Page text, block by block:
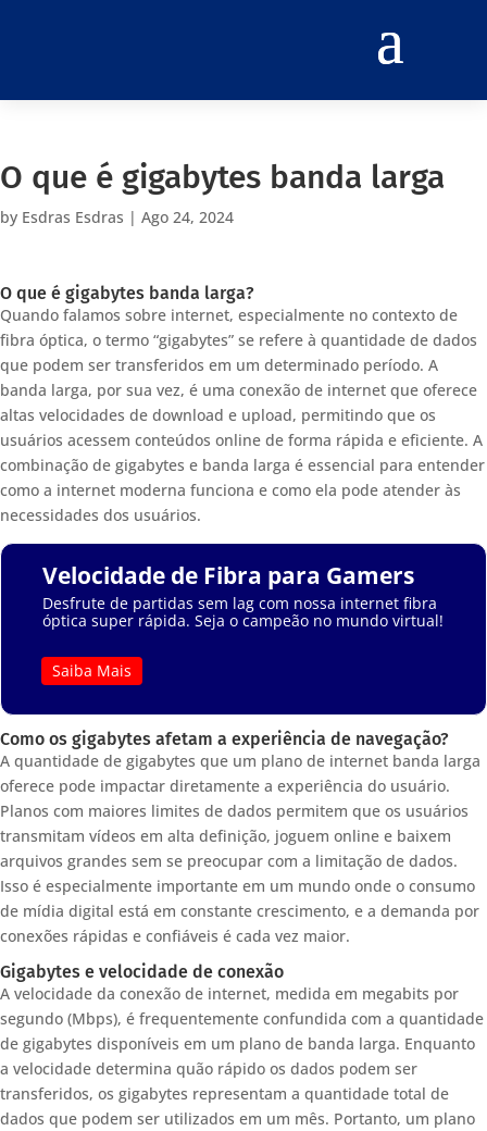
O que é gigabytes banda larga
by Esdras Esdras | Ago 24, 2024
O que é gigabytes banda larga?
Quando falamos sobre internet, especialmente no contexto de
fibra óptica, o termo “gigabytes” se refere à quantidade de dados
que podem ser transferidos em um determinado período. A
banda larga, por sua vez, é uma conexão de internet que oferece
altas velocidades de download e upload, permitindo que os
usuários acessem conteúdos online de forma rápida e eficiente. A
combinação de gigabytes e banda larga é essencial para entender
como a internet moderna funciona e como ela pode atender às
necessidades dos usuários.
Velocidade de Fibra para Gamers
Desfrute de partidas sem lag com nossa internet fibra
óptica super rápida. Seja o campeão no mundo virtual!
Saiba Mais
Como os gigabytes afetam a experiência de navegação?
A quantidade de gigabytes que um plano de internet banda larga
oferece pode impactar diretamente a experiência do usuário.
Planos com maiores limites de dados permitem que os usuários
transmitam vídeos em alta definição, joguem online e baixem
arquivos grandes sem se preocupar com a limitação de dados.
Isso é especialmente importante em um mundo onde o consumo
de mídia digital está em constante crescimento, e a demanda por
conexões rápidas e confiáveis é cada vez maior.
Gigabytes e velocidade de conexão
A velocidade da conexão de internet, medida em megabits por
segundo (Mbps), é frequentemente confundida com a quantidade
de gigabytes disponíveis em um plano de banda larga. Enquanto
a velocidade determina quão rápido os dados podem ser
transferidos, os gigabytes representam a quantidade total de
dados que podem ser utilizados em um mês. Portanto, um plano